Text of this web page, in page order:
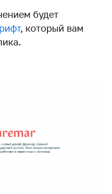
будет
, который вам